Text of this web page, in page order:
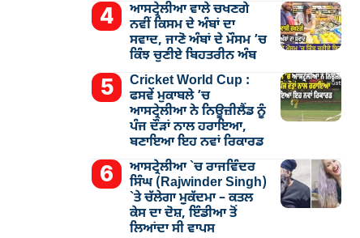
ਆਸਟ੍ਰੇਲੀਆ ਵਾਲੇ ਚਖਣਗੇ
ਨਵੀਂ ਕਿਸਮ ਦੇ ਅੰਬਾਂ ਦਾ
ਸਵਾਦ, ਜਾਣੋ ਅੰਬਾਂ ਦੇ ਮੌਸਮ ’ਚ
ਕਿੰਝ ਚੁਣੀਏ ਬਿਹਤਰੀਨ ਅੰਬ
Cricket World Cup :
ਫਸਵੇਂ ਮੁਕਾਬਲੇ ’ਚ
ਆਸਟ੍ਰੇਲੀਆ ਨੇ ਨਿਊਜ਼ੀਲੈਂਡ ਨੂੰ
ਪੰਜ ਦੌੜਾਂ ਨਾਲ ਹਰਾਇਆ,
ਬਣਾਇਆ ਇਹ ਨਵਾਂ ਰਿਕਾਰਡ
ਆਸਟ੍ਰੇਲੀਆ `ਚ ਰਾਜਵਿੰਦਰ
ਸਿੰਘ (Rajwinder Singh)
`ਤੇ ਚੱਲੇਗਾ ਮੁੁਕੱਦਮਾ – ਕਤਲ
ਕੇਸ ਦਾ ਦੋਸ਼, ਇੰਡੀਆ ਤੋਂ
ਲਿਆਂਦਾ ਸੀ ਵਾਪਸ